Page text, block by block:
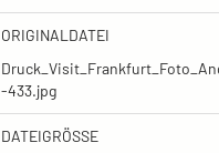
ORIGINALDATEI
-433.jpg
DATEIGRÖSSE